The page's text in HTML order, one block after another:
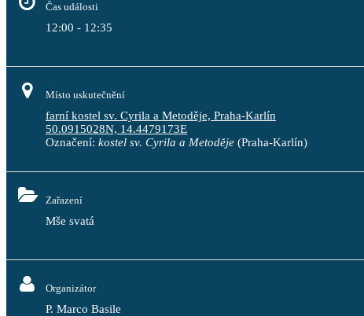
Čas události
12:00 - 12:35
Místo uskutečnění
farní kostel sv. Cyrila a Metoděje, Praha-Karlín
50.0915028N, 14.4479173E
Označení: kostel sv. Cyrila a Metoděje (Praha-Karlín)
Zařazení
Mše svatá
Organizátor
P. Marco Basile